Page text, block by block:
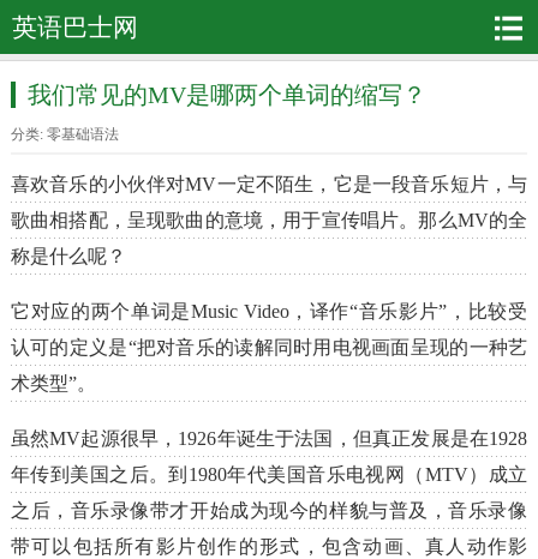
英语巴士网
我们常见的MV是哪两个单词的缩写？
分类: 零基础语法
喜欢音乐的小伙伴对MV一定不陌生，它是一段音乐短片，与
歌曲相搭配，呈现歌曲的意境，用于宣传唱片。那么MV的全
称是什么呢？
它对应的两个单词是Music Video，译作“音乐影片”，比较受
认可的定义是“把对音乐的读解同时用电视画面呈现的一种艺
术类型”。
虽然MV起源很早，1926年诞生于法国，但真正发展是在1928
年传到美国之后。到1980年代美国音乐电视网（MTV）成立
之后，音乐录像带才开始成为现今的样貌与普及，音乐录像
带可以包括所有影片创作的形式，包含动画、真人动作影